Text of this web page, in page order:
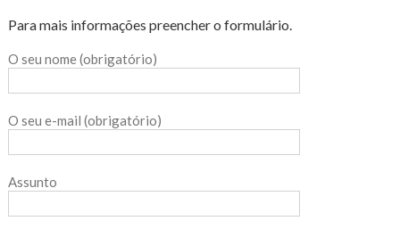
Para mais informações preencher o formulário.
O seu nome (obrigatório)
O seu e-mail (obrigatório)
Assunto